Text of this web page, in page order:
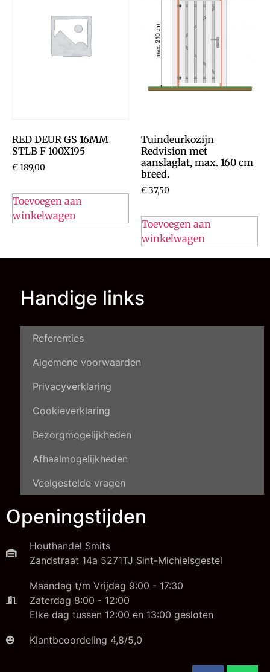
RED DEUR GS 16MM
STLB F 100X195
€189,00
Toevoegen aan
winkelwagen
Tuindeurkozijn
Redvision met
aanslaglat, max. 160 cm
breed.
€37,50
Toevoegen aan
winkelwagen
Handige links
Referenties
Algemene voorwaarden
Privacyverklaring
Cookieverklaring
Bezorgmogelijkheden
Afhaalmogelijkheden
Veelgestelde vragen
Openingstijden
Houthandel Smits
Zandstraat 14a 5271TJ Sint-Michielsgestel
Maandag t/m Vrijdag 9:00 - 17:30
Zaterdag 8:00 - 12:00
Elke dag tussen 12:00 en 13:00 gesloten
Klantbeoordeling 4,8/5,0